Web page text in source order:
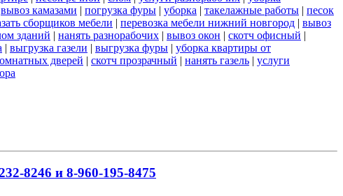
вывоз камазами | погрузка фуры | уборка | такелажные работы | песок
сборщиков мебели | перевозка мебели нижний новгород | вывоз
зданий | нанять разнорабочих | вывоз окон | скотч офисный |
| выгрузка газели | выгрузка фуры | уборка квартиры от
дверей | скотч прозрачный | нанять газель | услуги
8246 и 8-960-195-8475